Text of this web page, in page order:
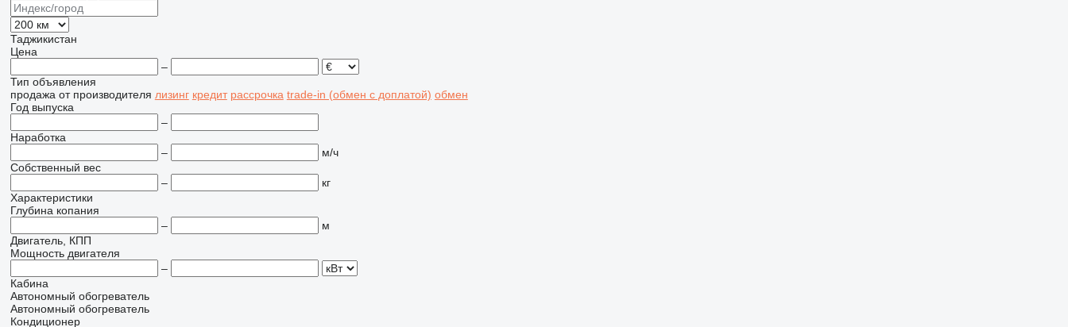
Таджикистан
Цена
–
Тип объявления
продажа от производителя лизинг кредит рассрочка trade-in (обмен с доплатой) обмен
Год выпуска
–
Наработка
–
м/ч
Собственный вес
–
кг
Характеристики
Глубина копания
–
м
Двигатель, КПП
Мощность двигателя
–
Кабина
Автономный обогреватель
Автономный обогреватель
Кондиционер